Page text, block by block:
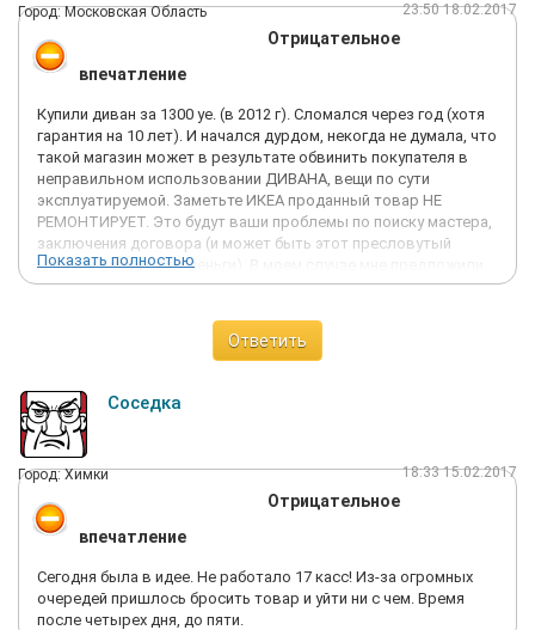
Город: Московская Область 23:50 18.02.2017
Отрицательное
впечатление
Купили диван за 1300 уе. (в 2012 г). Сломался через год (хотя
гарантия на 10 лет). И начался дурдом, некогда не думала, что
такой магазин может в результате обвинить покупателя в
неправильном использовании ДИВАНА, вещи по сути
эксплуатируемой. Заметьте ИКЕА проданный товар НЕ
РЕМОНТИРУЕТ. Это будут ваши проблемы по поиску мастера,
заключения договора (и может быть этот пресловутый
магазин вернет вам деньги). В моем случае мне предложили
обменять товар на другой за ту цену, по которой я покупала в
разбираюсь в диванах, которые продаются в ИКЕА) сейчас
нам везут ширпотреб. Механизмы очень плохие и
Если я раньше хотела, что-то там приобрести из мебели,
теперь меня не проведешь. Лучше переплатить, но купить
хорошую вещь, у производителя, который в гарантийный
срок всегда придет тебе на помощь.
Мой совет:
1. Всегда спрашивайте сертификат на крупногабаритную вещь
и вы узнаете много интересного;
2. Требуйте гарантийный талон;
3. Сохраняйте кассовый чек;
4. И самое главное подумайте, прежде там что-то купить.
Показать полностью
Ответить
Соседка
Город: Химки 18:33 15.02.2017
Отрицательное
впечатление
Сегодня была в идее. Не работало 17 касс! Из-за огромных
очередей пришлось бросить товар и уйти ни с чем. Время
после четырех дня, до пяти.